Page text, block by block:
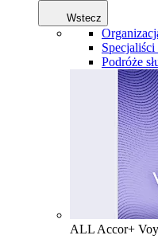
Wstecz
Podróże
ALL Accor+